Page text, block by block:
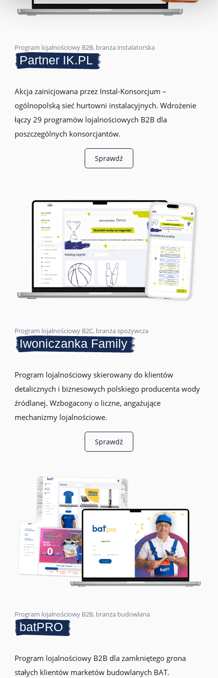
Program lojalnościowy B2B, branża instalatorska
Partner IK.PL
Akcja zainicjowana przez Instal-Konsorcjum –
ogólnopolską sieć hurtowni instalacyjnych. Wdrożenie
łączy 29 programów lojalnościowych B2B dla
poszczególnych konsorcjantów.
Sprawdź
Program lojalnościowy B2C, branża spożywcza
Iwoniczanka Family
Program lojalnościowy skierowany do klientów
detalicznych i biznesowych polskiego producenta wody
źródlanej. Wzbogacony o liczne, angażujące
mechanizmy lojalnościowe.
Sprawdź
Program lojalnościowy B2B, branża budowlana
batPRO
Program lojalnościowy B2B dla zamkniętego grona
stałych klientów marketów budowlanych BAT.